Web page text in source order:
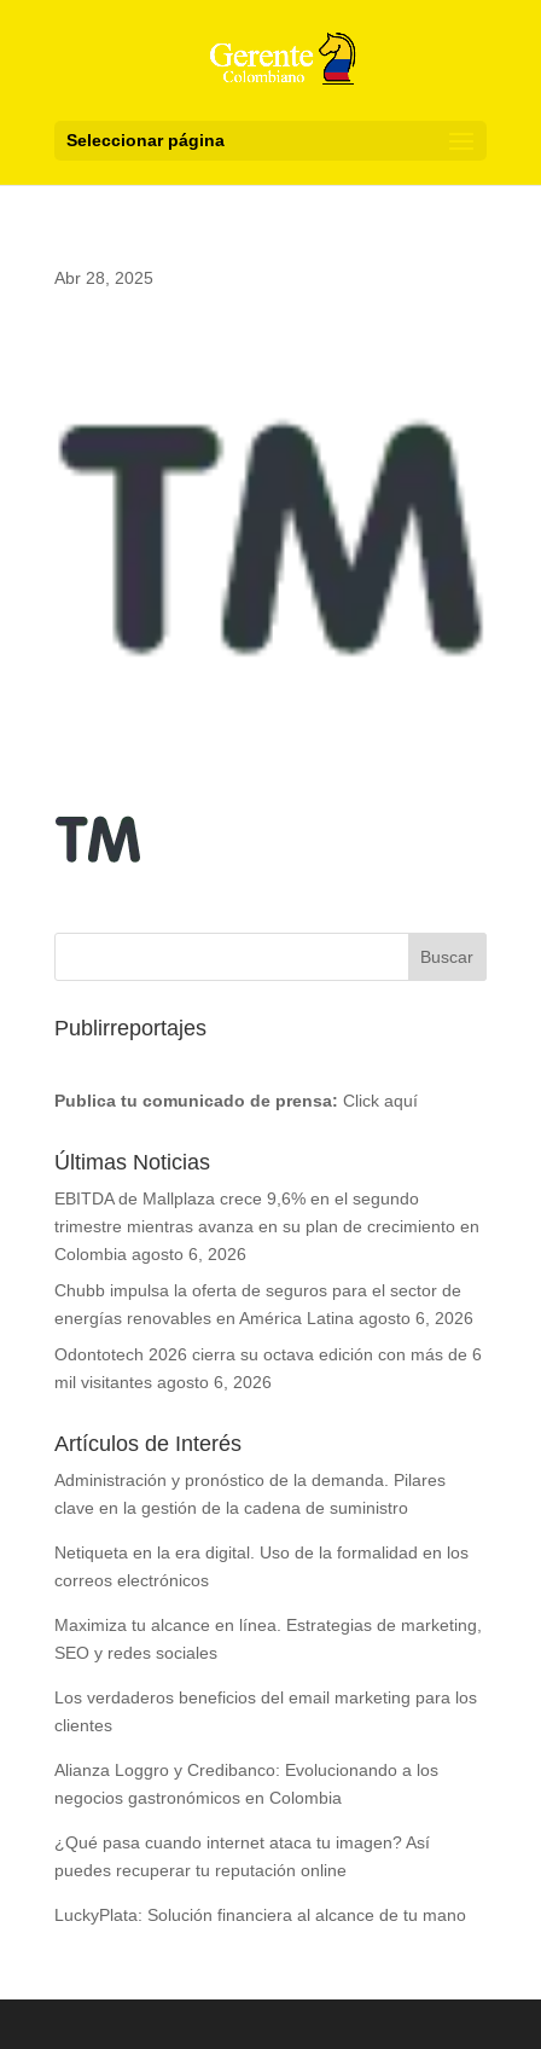
Seleccionar página
Abr 28, 2025
Publirreportajes
Publica tu comunicado de prensa: Click aquí
Últimas Noticias
EBITDA de Mallplaza crece 9,6% en el segundo
trimestre mientras avanza en su plan de crecimiento en
Colombia agosto 6, 2026
Chubb impulsa la oferta de seguros para el sector de
energías renovables en América Latina agosto 6, 2026
Odontotech 2026 cierra su octava edición con más de 6
mil visitantes agosto 6, 2026
Artículos de Interés
Administración y pronóstico de la demanda. Pilares
clave en la gestión de la cadena de suministro
Netiqueta en la era digital. Uso de la formalidad en los
correos electrónicos
Maximiza tu alcance en línea. Estrategias de marketing,
SEO y redes sociales
Los verdaderos beneficios del email marketing para los
clientes
Alianza Loggro y Credibanco: Evolucionando a los
negocios gastronómicos en Colombia
¿Qué pasa cuando internet ataca tu imagen? Así
puedes recuperar tu reputación online
LuckyPlata: Solución financiera al alcance de tu mano